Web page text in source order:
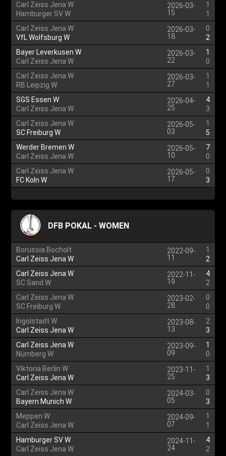
Carl Zeiss Jena W
Hamburger SV W
2026-03-
15
1
1
Carl Zeiss Jena W
VfL Wolfsburg W
2026-03-
18
0
2
Bayer Leverkusen W
Carl Zeiss Jena W
2026-03-
22
1
0
Carl Zeiss Jena W
RB Leipzig W
2026-03-
27
1
1
SGS Essen W
Carl Zeiss Jena W
2026-04-
25
4
3
Carl Zeiss Jena W
SC Freiburg W
2026-05-
03
1
5
Werder Bremen W
Carl Zeiss Jena W
2026-05-
10
7
0
Carl Zeiss Jena W
FC Koln W
2026-05-
17
0
3
DFB POKAL - WOMEN
Borussia Bocholt
Carl Zeiss Jena W
2022-09-
11
1
2
Carl Zeiss Jena W
SC Sand W
2022-11-
19
4
2
Carl Zeiss Jena W
SC Freiburg W
2023-02-
28
0
0
Ingolstadt W
Carl Zeiss Jena W
2023-08-
13
2
3
Carl Zeiss Jena W
Nürnberg W
2023-09-
09
1
0
Viktoria Berlin W
Carl Zeiss Jena W
2023-11-
25
1
3
Carl Zeiss Jena W
Bayern Munich W
2024-03-
05
0
3
Meppen W
Carl Zeiss Jena W
2024-09-
07
1
1
Hamburger SV W
Carl Zeiss Jena W
2024-11-
24
4
2